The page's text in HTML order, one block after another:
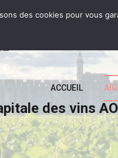
ACCUEIL
des vins
des cookies pour vous